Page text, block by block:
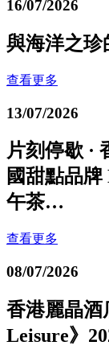
16/07/2026
與海洋之珍
查看更多
13/07/2026
片刻停歇 ·
國甜點品牌
午茶…
查看更多
08/07/2026
香港麗晶酒
Leisure》